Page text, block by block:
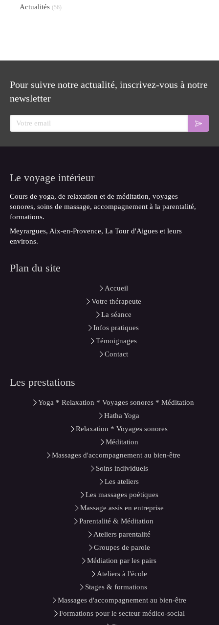
Actualités (56)
Pour suivre notre actualité, inscrivez-vous à notre
newsletter
Votre email
Le voyage intérieur
Cours de yoga, de relaxation et de méditation, voyages
sonores, soins de massage, accompagnement à la parentalité,
formations.
Meyrargues, Aix-en-Provence, La Tour d'Aigues et leurs
environs.
Plan du site
Accueil
Votre thérapeute
La séance
Infos pratiques
Témoignages
Contact
Les prestations
Yoga * Relaxation * Voyages sonores * Méditation
Hatha Yoga
Relaxation * Voyages sonores
Méditation
Massages d'accompagnement au bien-être
Soins individuels
Les ateliers
Les massages poétiques
Massage assis en entreprise
Parentalité & Méditation
Ateliers parentalité
Groupes de parole
Médiation par les pairs
Ateliers à l'école
Stages & formations
Massages d'accompagnement au bien-être
Formations pour le secteur médico-social